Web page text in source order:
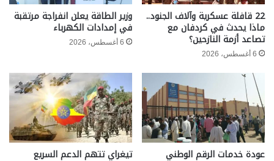
22 قافلة عسكرية وآلاف الجنود..
ماذا يحدث في كردفان مع
تصاعد أزمة النازحين؟
6 أغسطس، 2026
وزير الطاقة يعلن انفراجة مرتقبة
في إمدادات الكهرباء
6 أغسطس، 2026
عودة خدمات الرقم الوطني تيغراي تتهم الدعم السريع